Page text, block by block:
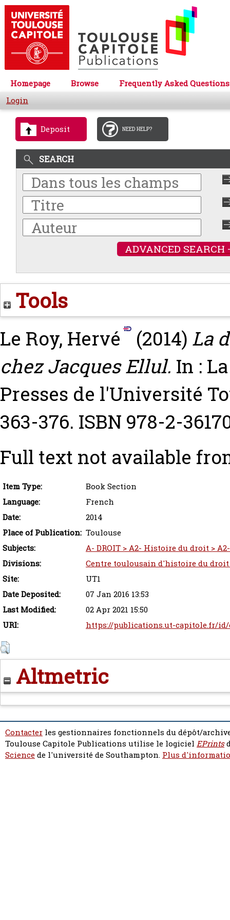
Homepage Browse
Frequently Asked Questions
Login
Deposit NEED HELP?
SEARCH
ADVANCED SEARCH
Tools
Le Roy, Hervé (2014) La
chez Jacques Ellul. In :
Presses de l'Université
363-376. ISBN 978-2-
Full text not available
Item Type:
Book Section
Language:
French
Date:
2014
Place of Publication: Toulouse
Subjects:
A- DROIT > A2- Histoire du droit >
Divisions:
Centre toulousain d'histoire du droit
Site:
UT1
Date Deposited:
07 Jan 2016 13:53
Last Modified:
02 Apr 2021 15:50
URI:
https://publications.ut-capitole.fr/id/
Altmetric
Contacter les gestionnaires fonctionnels du dépôt/
Toulouse Capitole Publications utilise le logiciel EPrints
Sciencede l'université de Southampton. Plus